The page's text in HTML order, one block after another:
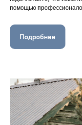
помощью
Подробнее